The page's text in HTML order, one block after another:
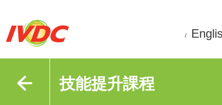
/
技能提升課程